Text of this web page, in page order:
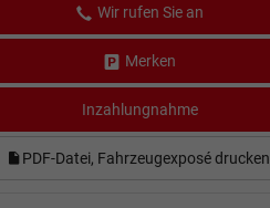
Wir rufen Sie an
Merken
Inzahlungnahme
PDF-Datei, Fahrzeugexposé drucken